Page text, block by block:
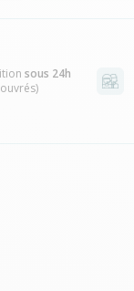
sous 24h